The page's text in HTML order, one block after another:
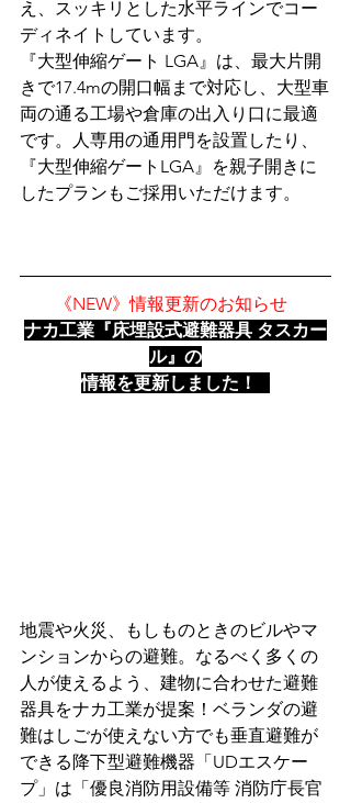
え、スッキリとした水平ラインでコー
ディネイトしています。
『大型伸縮ゲート LGA』は、最大片開
きで17.4mの開口幅まで対応し、大型車
両の通る工場や倉庫の出入り口に最適
です。人専用の通用門を設置したり、
『大型伸縮ゲートLGA』を親子開きに
したプランもご採用いただけます。
《NEW》情報更新のお知らせ
ナカ工業『床埋設式避難器具 タスカー
ル』の
情報を更新しました！
地震や火災、もしものときのビルやマ
ンションからの避難。なるべく多くの
人が使えるよう、建物に合わせた避難
器具をナカ工業が提案！ベランダの避
難はしごが使えない方でも垂直避難が
できる降下型避難機器「UDエスケー
プ」は「優良消防用設備等 消防庁長官